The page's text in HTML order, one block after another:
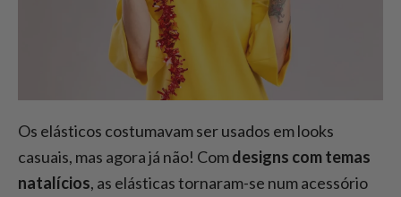
Os elásticos costumavam ser usados em looks
casuais, mas agora já não! Comdesigns com temas
natalícios, as elásticas tornaram-se num acessório